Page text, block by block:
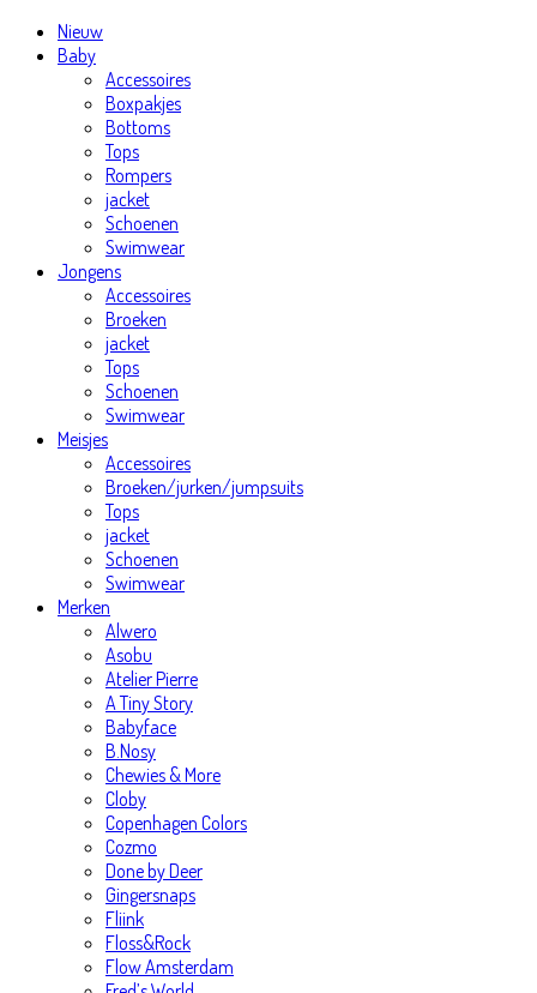
Nieuw
Baby
Accessoires
Boxpakjes
Bottoms
Tops
Rompers
jacket
Schoenen
Swimwear
Jongens
Accessoires
Broeken
jacket
Tops
Schoenen
Swimwear
Meisjes
Accessoires
Broeken/jurken/jumpsuits
Tops
jacket
Schoenen
Swimwear
Merken
Alwero
Asobu
Atelier Pierre
A Tiny Story
Babyface
B.Nosy
Chewies & More
Cloby
Copenhagen Colors
Cozmo
Done by Deer
Gingersnaps
Fliink
Floss&Rock
Flow Amsterdam